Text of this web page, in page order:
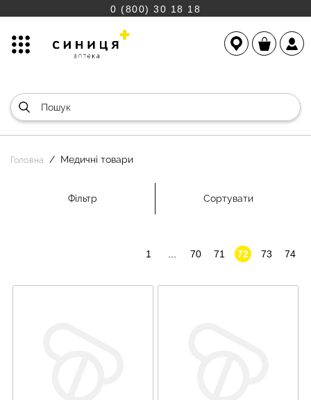
0 (800) 30 18 18
Головна Медичні товари
Фільтр Сортувати
1 70 71 72 73 74